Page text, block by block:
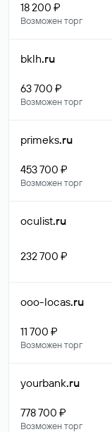
18 200 ₽
Возможен торг
bklh.ru
63 700 ₽
Возможен торг
primeks.ru
453 700 ₽
Возможен торг
oculist.ru
232 700 ₽
ooo-locas.ru
11 700 ₽
Возможен торг
yourbank.ru
778 700 ₽
Возможен торг